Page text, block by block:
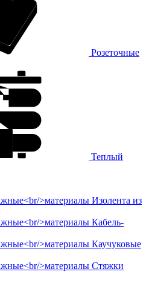
Розеточные
Теплый
Изолента из
Кабель-
Каучуковые
Стяжки